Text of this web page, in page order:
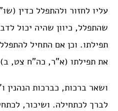
עליו לחזור ולהתפלל כדין
שהתפלל, כיוון שהיה יכול
תפילתו. וכן אם התחיל
את תפילתו (א”ר, כה”ח צט,
ושאר ברכות, כברכות הנהנין
לברך לכתחילה. ושיכור,